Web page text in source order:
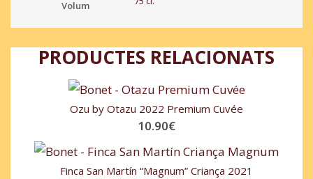
Volum
PRODUCTES RELACIONATS
Ozu by Otazu 2022 Premium Cuvée
10.90€
Finca San Martín “Magnum” Criança 2021